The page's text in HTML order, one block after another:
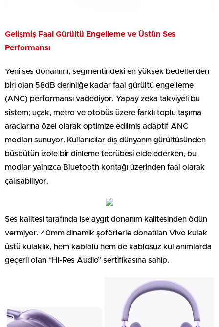
Gelişmiş Faal Gürültü Engelleme ve Üstün Ses
Performansı
Yeni ses donanımı, segmentindeki en yüksek bedellerden
biri olan 58dB derinliğe kadar faal gürültü engelleme
(ANC) performansı vadediyor. Yapay zeka takviyeli bu
sistem; uçak, metro ve otobüs üzere farklı toplu taşıma
araçlarına özel olarak optimize edilmiş adaptif ANC
modları sunuyor. Kullanıcılar dış dünyanın gürültüsünden
büsbütün izole bir dinleme tecrübesi elde ederken, bu
modlar yalnızca Bluetooth kontağı üzerinden faal olarak
çalışabiliyor.
Ses kalitesi tarafında ise aygıt donanım kalitesinden ödün
vermiyor. 40mm dinamik şoförlerle donatılan Vivo kulak
üstü kulaklık, hem kablolu hem de kablosuz kullanımlarda
geçerli olan “Hi-Res Audio” sertifikasına sahip.